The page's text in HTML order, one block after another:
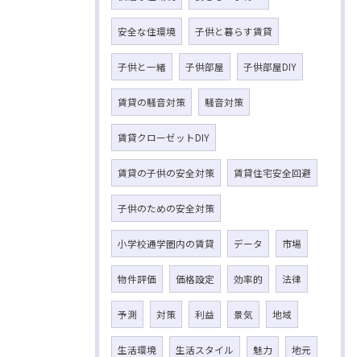
安全な住環境 子供と暮らす賃貸
子供と一緒 子供部屋 子供部屋DIY
賃貸の騒音対策 騒音対策
賃貸クローゼットDIY
賃貸の子供の安全対策 賃貸住宅安全回避
子供のための安全対策
小学校通学圏内の賃貸 データ 市場
物件評価 価格設定 効率的 法律
予測 対策 利益 景気 地域
生活環境 生活スタイル 魅力 地元